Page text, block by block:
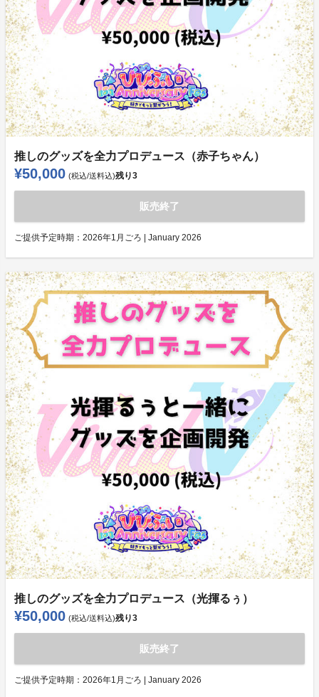
推しのグッズを全力プロデュース（赤子ちゃん）
¥50,000 (税込/送料込)残り3
販売終了
ご提供予定時期： 2026年1月ごろ | January 2026
推しのグッズを全力プロデュース（光揮るぅ）
¥50,000 (税込/送料込)残り3
販売終了
ご提供予定時期： 2026年1月ごろ | January 2026